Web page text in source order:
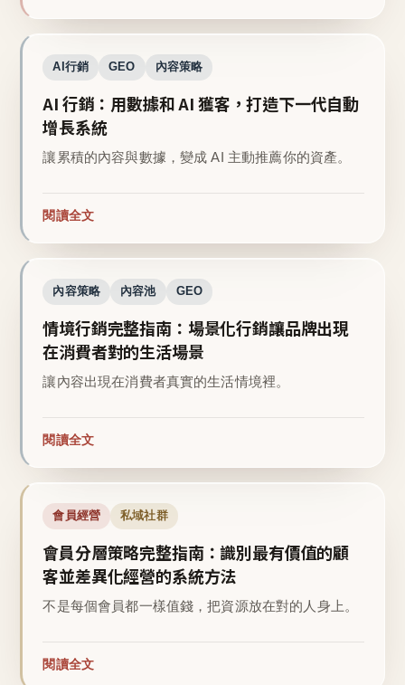
AI行銷 GEO 內容策略
AI 行銷：用數據和 AI 獲客，打造下一代自動
增長系統
讓累積的內容與數據，變成 AI 主動推薦你的資產。
閱讀全文
內容策略 內容池 GEO
情境行銷完整指南：場景化行銷讓品牌出現
在消費者對的生活場景
讓內容出現在消費者真實的生活情境裡。
閱讀全文
會員經營 私域社群
會員分層策略完整指南：識別最有價值的顧
客並差異化經營的系統方法
不是每個會員都一樣值錢，把資源放在對的人身上。
閱讀全文